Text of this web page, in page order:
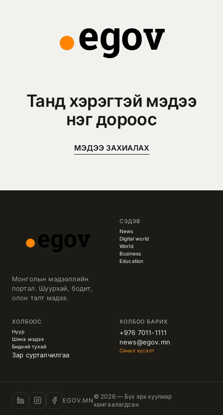
Танд хэрэгтэй мэдээ
нэг дороос
МЭДЭЭ ЗАХИАЛАХ
Монголын мэдээллийн
портал. Шуурхай, бодит,
олон талт мэдээ.
СЭДЭВ
News
Digital world
World
Business
Education
ХОЛБООС
Нүүр
Шинэ мэдээ
Бидний тухай
Зар сурталчилгаа
ХОЛБОО БАРИХ
+976 7011-1111
news@egov.mn
Санал хүсэлт
EGOV.MN
© 2026 — Бүх эрх хуулиар
хамгаалагдсан